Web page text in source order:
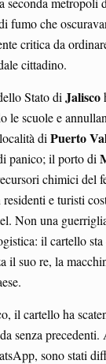
fumo che
critica da
cittadino.
Stato di Jalisco
le scuole e
di Puerto
panico; il porto di
chimici del
e turisti
Non una
il cartello
il suo re, la
il cartello ha
senza precedenti.
sono stati